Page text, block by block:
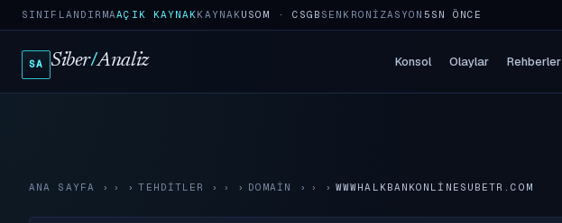
SINIFLANDIRMAAÇIK KAYNAKKAYNAKUSOM · CSGB SENKRONIZASYON 5SN ÖNCE
SA Siber/Analiz Konsol Olaylar Rehberler
ANA SAYFA › TEHDITLER › DOMAIN › WWWHALKBANKONLINESUBETR.COM